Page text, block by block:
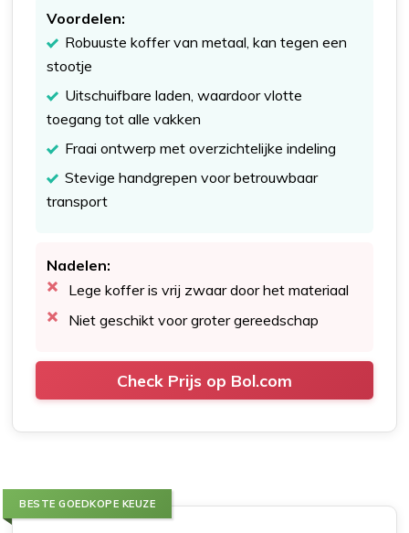
Voordelen:
Robuuste koffer van metaal, kan tegen een
stootje
Uitschuifbare laden, waardoor vlotte
toegang tot alle vakken
Fraai ontwerp met overzichtelijke indeling
Stevige handgrepen voor betrouwbaar
transport
Nadelen:
Lege koffer is vrij zwaar door het materiaal
Niet geschikt voor groter gereedschap
Check Prijs op Bol.com
BESTE GOEDKOPE KEUZE